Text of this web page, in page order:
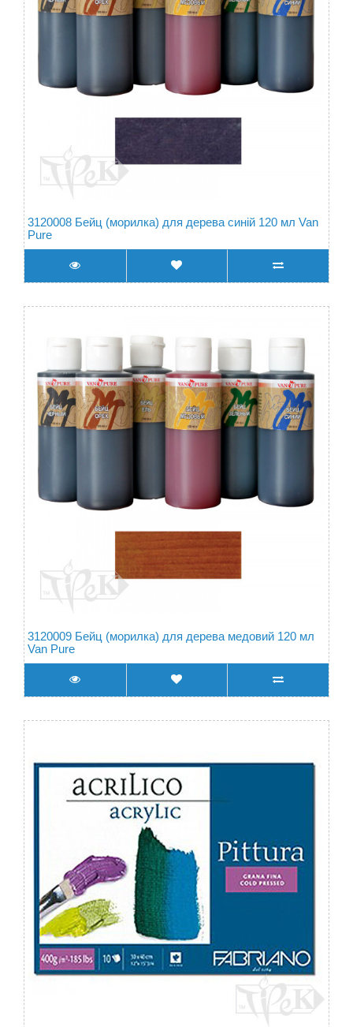
3120008 Бейц (морилка) для дерева синій 120 мл Van
Pure
3120009 Бейц (морилка) для дерева медовий 120 мл
Van Pure